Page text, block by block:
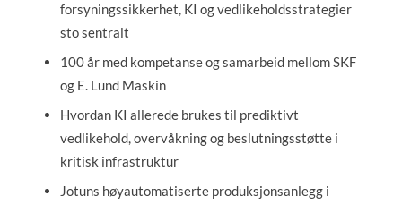
forsyningssikkerhet, KI og vedlikeholdsstrategier
sto sentralt
100 år med kompetanse og samarbeid mellom SKF
og E. Lund Maskin
Hvordan KI allerede brukes til prediktivt
vedlikehold, overvåkning og beslutningsstøtte i
kritisk infrastruktur
Jotuns høyautomatiserte produksjonsanlegg i